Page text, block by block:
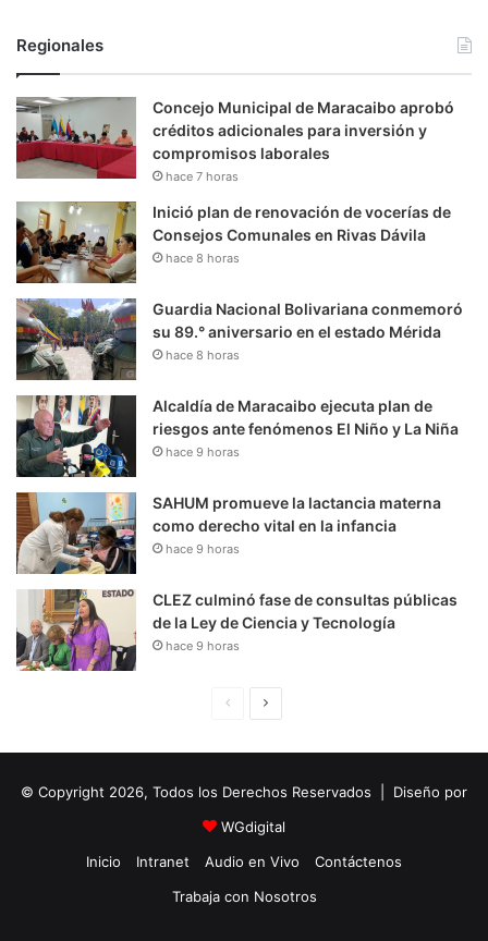
Regionales
Concejo Municipal de Maracaibo aprobó
créditos adicionales para inversión y
compromisos laborales
hace 7 horas
Inició plan de renovación de vocerías de
Consejos Comunales en Rivas Dávila
hace 8 horas
Guardia Nacional Bolivariana conmemoró
su 89.° aniversario en el estado Mérida
hace 8 horas
Alcaldía de Maracaibo ejecuta plan de
riesgos ante fenómenos El Niño y La Niña
hace 9 horas
SAHUM promueve la lactancia materna
como derecho vital en la infancia
hace 9 horas
CLEZ culminó fase de consultas públicas
de la Ley de Ciencia y Tecnología
hace 9 horas
i
n
a
u
i
e
© Copyright 2026, Todos los Derechos Reservados | Diseño por
WGdigital
Inicio
Intranet Audio en Vivo
Contáctenos
Trabaja con Nosotros